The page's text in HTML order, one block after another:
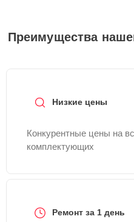
Преимущества
Низкие цены
Конкурентные цены на
комплектующих
Ремонт за 1 день